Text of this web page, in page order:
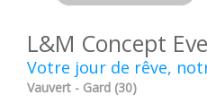
L&M Concept
Votre jour de rêve,
Vauvert - Gard (30)